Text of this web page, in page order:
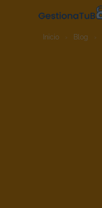
Inicio › Blog ›